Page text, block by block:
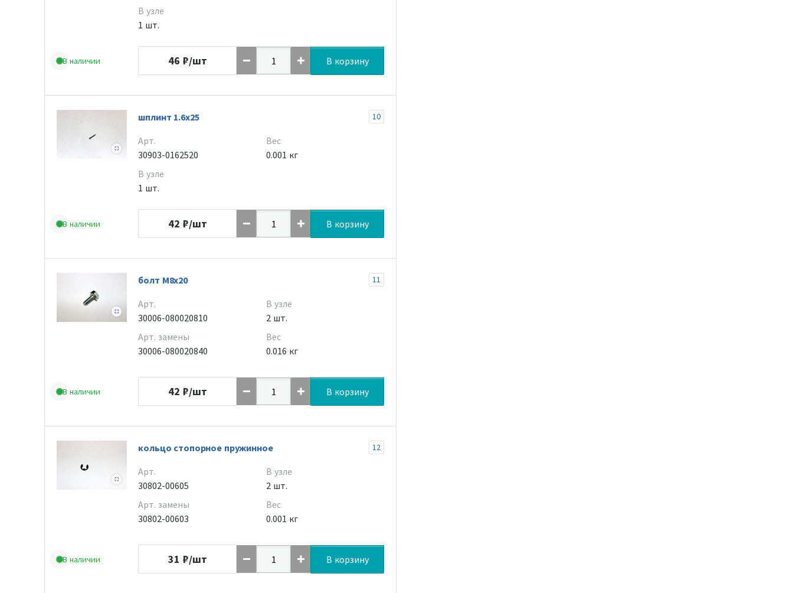
В наличии
В узле
1 шт.
46 ₽/шт В корзину
В наличии
шплинт 1.6x25 10
Арт.
30903-0162520
В узле
1 шт.
Вес
0.001 кг
42 ₽/шт В корзину
В наличии
болт M8x20 11
Арт.
30006-080020810
Арт. замены
30006-080020840
В узле
2 шт.
Вес
0.016 кг
42 ₽/шт В корзину
В наличии
кольцо стопорное пружинное 12
Арт.
30802-00605
Арт. замены
30802-00603
В узле
2 шт.
Вес
0.001 кг
31 ₽/шт В корзину